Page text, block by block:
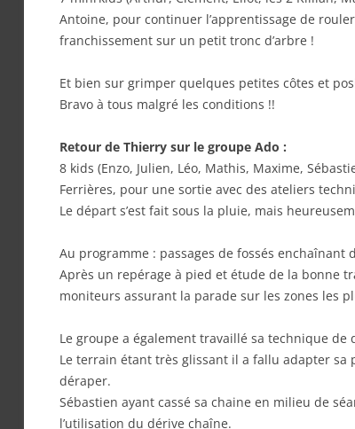
Antoine, pour continuer l’apprentissage de
franchissement sur un petit tronc d’arbre !
Et bien sur grimper quelques petites côtes et
Bravo à tous malgré les conditions !!
Retour de Thierry sur le groupe Ado :
8 kids (Enzo, Julien, Léo, Mathis, Maxime,
Ferrières, pour une sortie avec des ateliers
Le départ s’est fait sous la pluie, mais
Au programme : passages de fossés
Après un repérage à pied et étude de la bonne
moniteurs assurant la parade sur les zones les
Le groupe a également travaillé sa technique de
Le terrain étant très glissant il a fallu adapter sa
déraper.
Sébastien ayant cassé sa chaine en milieu de
l’utilisation du dérive chaîne.